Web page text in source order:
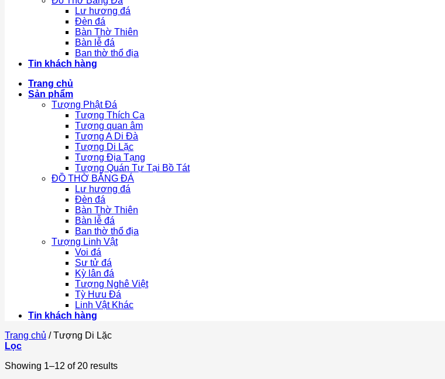
Lư hương đá
Đèn đá
Bàn Thờ Thiên
Bàn lễ đá
Ban thờ thổ địa
Tin khách hàng
Trang chủ
Sản phẩm
Tượng Phật Đá
Tượng Thích Ca
Tượng quan âm
Tượng A Di Đà
Tượng Di Lặc
Tượng Địa Tạng
Tượng Quán Tự Tại Bồ Tát
ĐỒ THỜ BẰNG ĐÁ
Lư hương đá
Đèn đá
Bàn Thờ Thiên
Bàn lễ đá
Ban thờ thổ địa
Tượng Linh Vật
Voi đá
Sư tử đá
Kỳ lân đá
Tượng Nghê Việt
Tỳ Hưu Đá
Linh Vật Khác
Tin khách hàng
Trang chủ /Tượng Di Lặc
Lọc
Showing 1–12 of 20 results